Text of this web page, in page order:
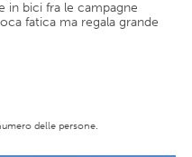
in bici fra le campagne
fatica ma regala grande
delle persone.